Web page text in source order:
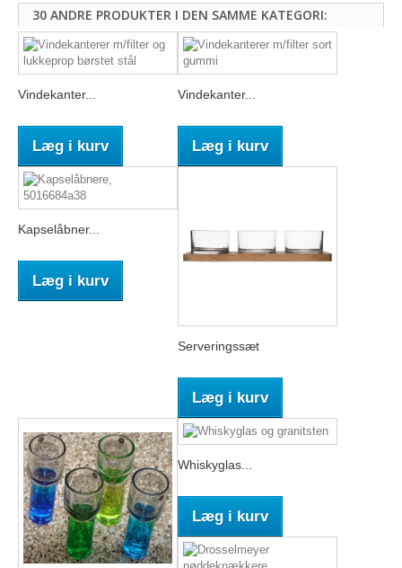
30 ANDRE PRODUKTER I DEN SAMME KATEGORI:
Vindekanter...
Læg i kurv
Vindekanter...
Læg i kurv
Kapselåbner...
Læg i kurv
Serveringssæt
Læg i kurv
Whiskyglas...
Læg i kurv